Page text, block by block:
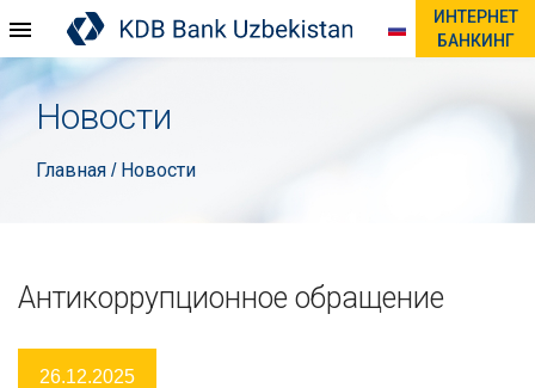
ИНТЕРНЕТ
БАНКИНГ
Новости
Главная / Новости
Антикоррупционное обращение
26.12.2025